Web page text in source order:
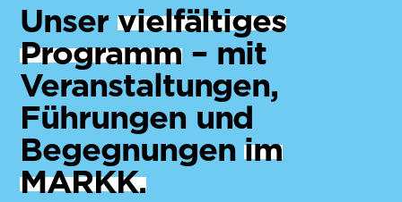
Unser vielfältiges
Programm– mit
Veranstaltungen,
Führungen und
Begegnungenim
MARKK.